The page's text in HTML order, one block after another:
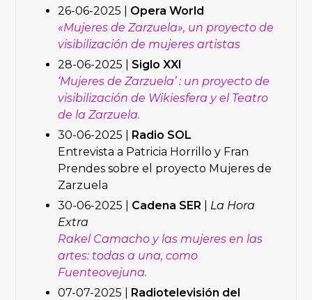
26-06-2025 |
Opera World
«Mujeres de Zarzuela», un proyecto de
visibilización de mujeres artistas
28-06-2025 |
Siglo XXI
‘Mujeres de Zarzuela’ : un proyecto de
visibilización de Wikiesfera y el Teatro
de la Zarzuela.
30-06-2025 |
Radio SOL
Entrevista a Patricia Horrillo y Fran
Prendes sobre el proyecto Mujeres de
Zarzuela
30-06-2025 |
Cadena SER
La Hora
Extra
Rakel Camacho y las mujeres en las
artes: todas a una, como
Fuenteovejuna.
07-07-2025 |
Radiotelevisión del